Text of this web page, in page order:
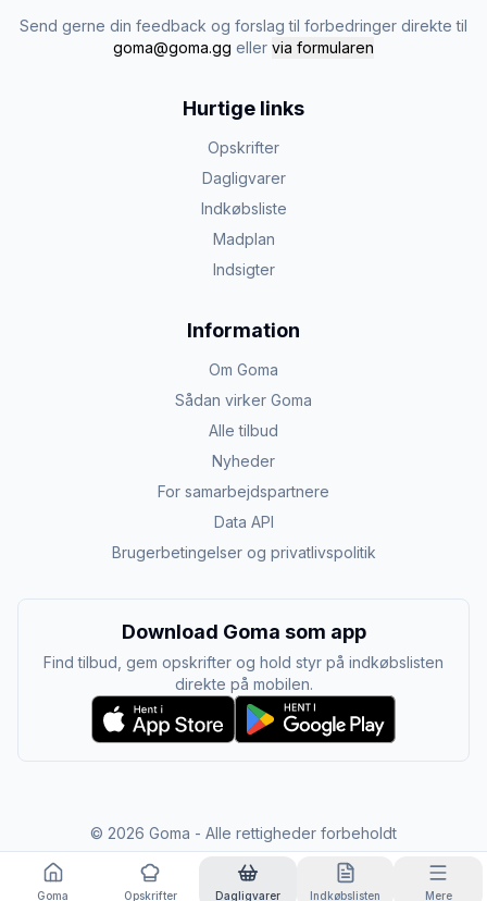
Send gerne din feedback og forslag til forbedringer direkte til
goma@goma.gg eller via formularen
Hurtige links
Opskrifter
Dagligvarer
Indkøbsliste
Madplan
Indsigter
Information
Om Goma
Sådan virker Goma
Alle tilbud
Nyheder
For samarbejdspartnere
Data API
Brugerbetingelser og privatlivspolitik
Download Goma som app
Find tilbud, gem opskrifter og hold styr på indkøbslisten
direkte på mobilen.
© 2026 Goma - Alle rettigheder forbeholdt
Goma Opskrifter Dagligvarer Indkøbslisten Mere